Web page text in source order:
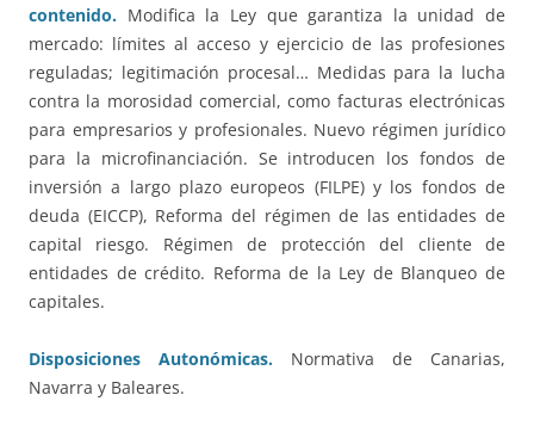
contenido. Modifica la Ley que garantiza la unidad de
mercado: límites al acceso y ejercicio de las profesiones
reguladas; legitimación procesal… Medidas para la lucha
contra la morosidad comercial, como facturas electrónicas
para empresarios y profesionales. Nuevo régimen jurídico
para la microfinanciación. Se introducen los fondos de
inversión a largo plazo europeos (FILPE) y los fondos de
deuda (EICCP), Reforma del régimen de las entidades de
capital riesgo. Régimen de protección del cliente de
entidades de crédito. Reforma de la Ley de Blanqueo de
capitales.
Disposiciones Autonómicas.
Normativa de Canarias,
Navarra y Baleares.